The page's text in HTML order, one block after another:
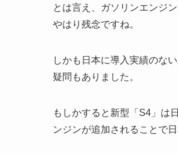
とは言え、ガソリンエンジ
やはり残念ですね。
しかも日本に導入実績のな
疑問もありました。
もしかすると新型「S4」は
ンジンが追加されることで